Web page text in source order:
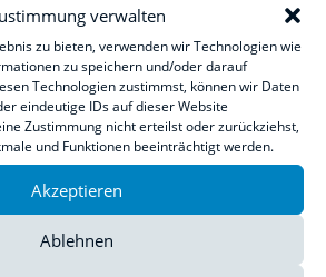
verwalten
zu bieten, verwenden wir Technologien wie
zu speichern und/oder darauf
Technologien zustimmst, können wir Daten
eindeutige IDs auf dieser Website
Zustimmung nicht erteilst oder zurückziehst,
und Funktionen beeinträchtigt werden.
Akzeptieren
Ablehnen
150 Farbtöne
Doch acht von 100
eine von 200 Frauen
Farben nur vom
des
Grünen Kreuzes...